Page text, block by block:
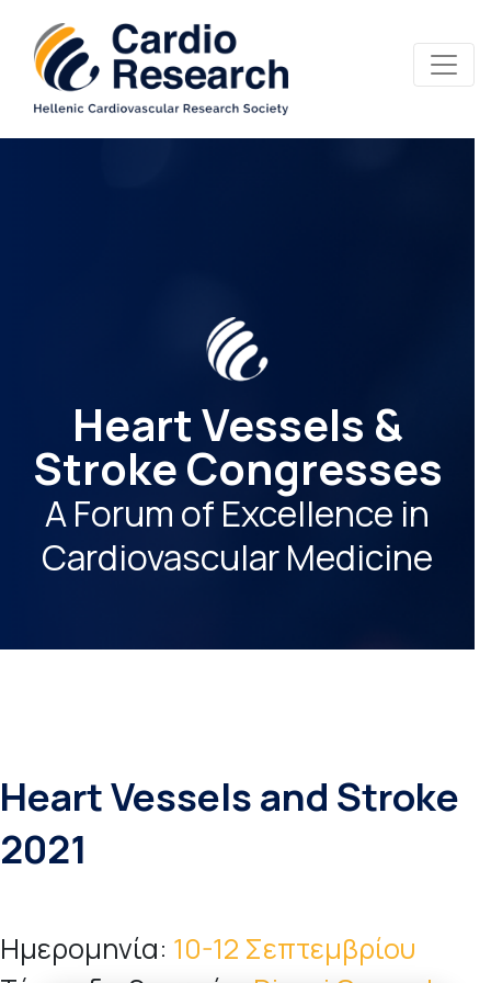
Heart Vessels &
Stroke Congresses
A Forum of Excellence in
Cardiovascular Medicine
Heart Vessels and Stroke
2021
Ημερομηνία: 10-12 Σεπτεμβρίου